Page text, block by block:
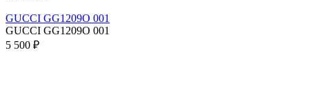
GUCCI GG1209O 001
GUCCI GG1209O 001
5 500 ₽